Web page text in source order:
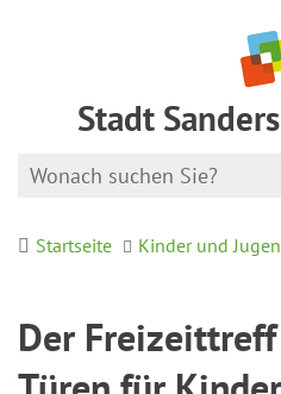
Stadt
Startseite Kinder und
Der